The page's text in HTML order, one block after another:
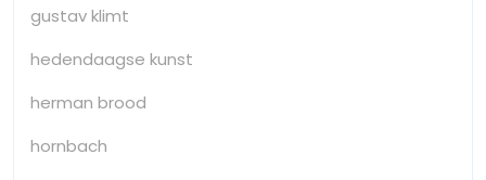
gustav klimt
hedendaagse kunst
herman brood
hornbach